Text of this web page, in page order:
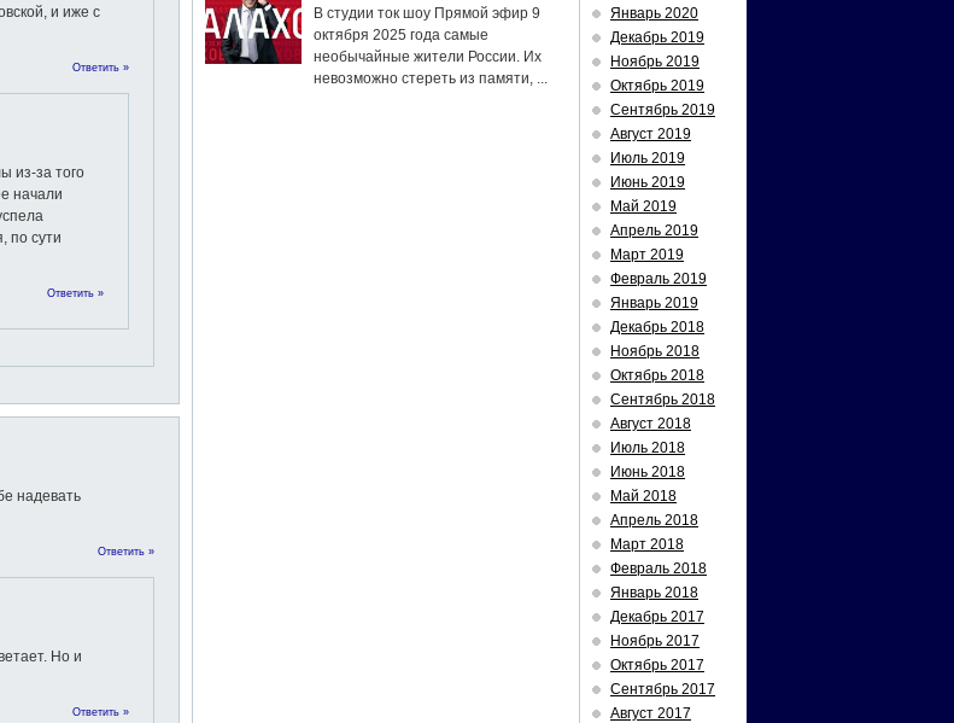
и иже с
Ответить »
из-за того
начали
по сути
Ответить »
надевать
Ответить »
Но и
Ответить »
В студии ток шоу Прямой эфир 9
октября 2025 года самые
необычайные жители России. Их
невозможно стереть из памяти, ...
Январь 2020
Декабрь 2019
Ноябрь 2019
Октябрь 2019
Сентябрь 2019
Август 2019
Июль 2019
Июнь 2019
Май 2019
Апрель 2019
Март 2019
Февраль 2019
Январь 2019
Декабрь 2018
Ноябрь 2018
Октябрь 2018
Сентябрь 2018
Август 2018
Июль 2018
Июнь 2018
Май 2018
Апрель 2018
Март 2018
Февраль 2018
Январь 2018
Декабрь 2017
Ноябрь 2017
Октябрь 2017
Сентябрь 2017
Август 2017